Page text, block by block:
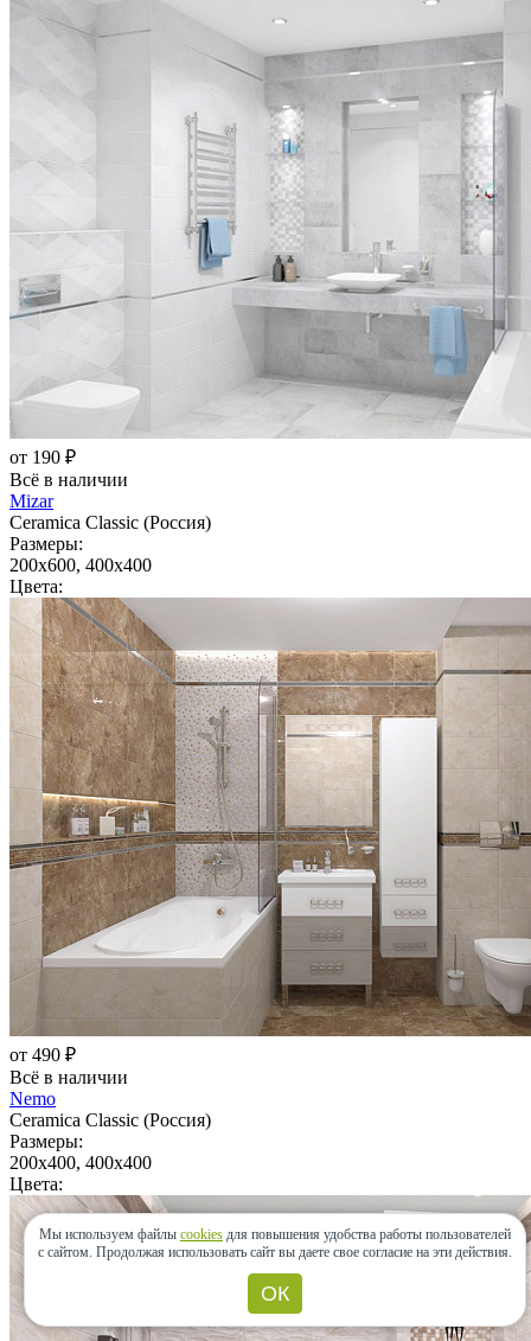
от 190 ₽
Всё в наличии
Mizar
Ceramica Classic (Россия)
Размеры:
200x600, 400x400
Цвета:
от 490 ₽
Всё в наличии
Nemo
Ceramica Classic (Россия)
Размеры:
200x400, 400x400
Цвета:
Мы используем файлы cookies для повышения удобства работы пользователей
с сайтом. Продолжая использовать сайт вы даете свое согласие на эти действия.
ОК